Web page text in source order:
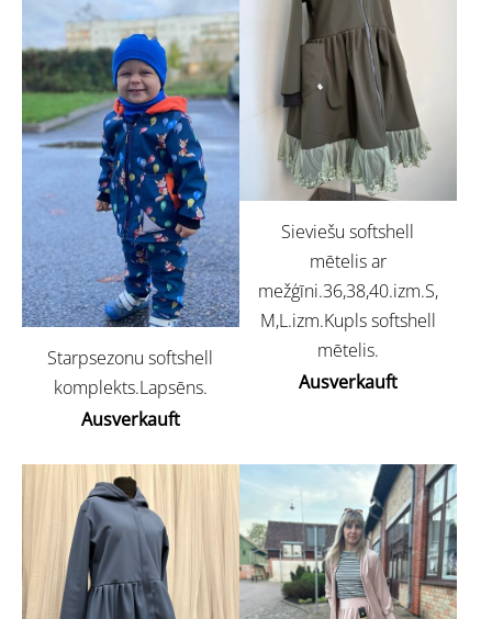
Starpsezonu softshell
komplekts.Lapsēns.
Ausverkauft
Sieviešu softshell
mētelis ar
mežģīni.36,38,40.izm.S,
M,L.izm.Kupls softshell
mētelis.
Ausverkauft